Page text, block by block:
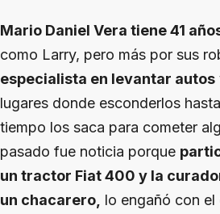
Mario Daniel Vera tiene 41
como Larry, pero más por sus
especialista en levantar autos
lugares donde esconderlos
tiempo los saca para cometer
pasado fue noticia porque
un tractor Fiat 400 y la
un chacarero, lo engañó con